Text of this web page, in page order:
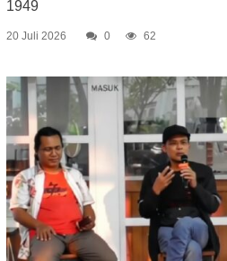
1949
20 Juli 2026 0 62